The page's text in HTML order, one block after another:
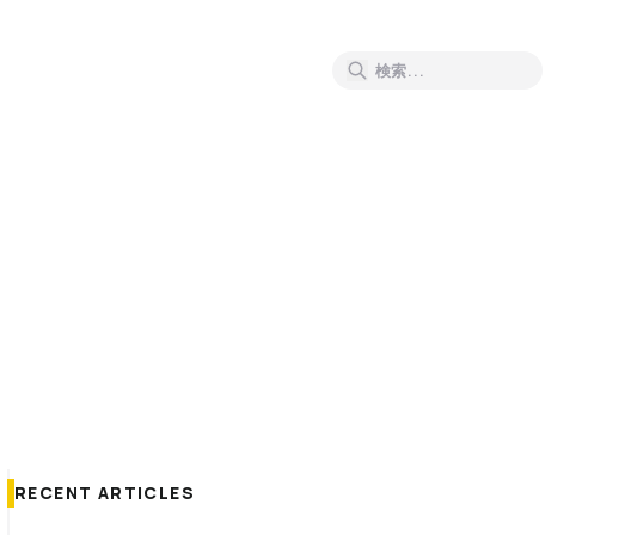
RECENT ARTICLES